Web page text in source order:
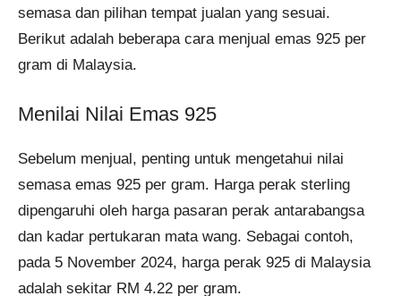
semasa dan pilihan tempat jualan yang sesuai.
Berikut adalah beberapa cara menjual emas 925 per
gram di Malaysia.
Menilai Nilai Emas 925
Sebelum menjual, penting untuk mengetahui nilai
semasa emas 925 per gram. Harga perak sterling
dipengaruhi oleh harga pasaran perak antarabangsa
dan kadar pertukaran mata wang. Sebagai contoh,
pada 5 November 2024, harga perak 925 di Malaysia
adalah sekitar RM 4.22 per gram.